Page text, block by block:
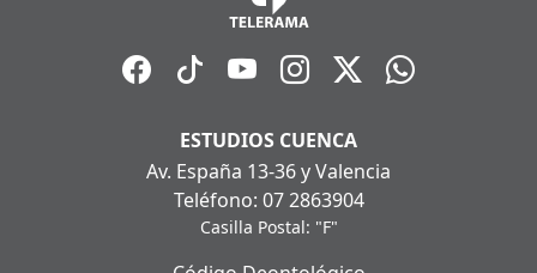
ESTUDIOS CUENCA
Av. España 13-36 y Valencia
Teléfono: 07 2863904
Casilla Postal: "F"